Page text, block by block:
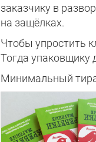
заказчику в
на защёлках.
Чтобы упростить
Тогда упаковщику
Минимальный